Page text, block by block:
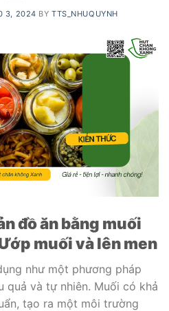
3, 2024 BYTTS_NHUQUYNH
đồ ăn bằng muối
muối và lên men
như một phương pháp
quả và tự nhiên. Muối có khả
tạo ra một môi trường